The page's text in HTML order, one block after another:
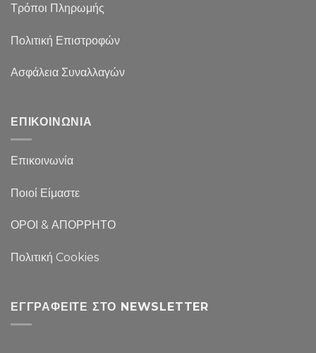
Τρόποι Πληρωμής
Πολιτική Επιστροφών
Ασφάλεια Συναλλαγών
ΕΠΙΚΟΙΝΩΝΙΑ
Επικοινωνία
Ποιοί Είμαστε
ΟΡΟΙ & ΑΠΟΡΡΗΤΟ
Πολιτική Cookies
ΕΓΓΡΑΦΕΊΤΕ ΣΤΟ NEWSLETTER